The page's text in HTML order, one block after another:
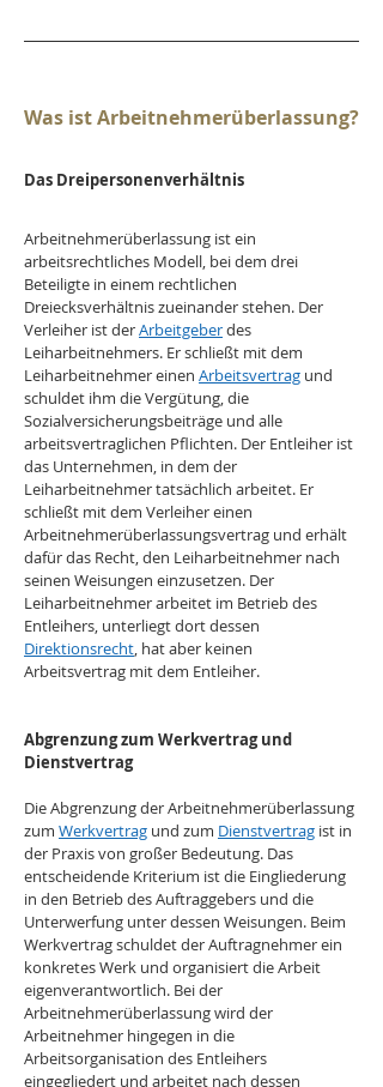
Was ist Arbeitnehmerüberlassung?
Das Dreipersonenverhältnis
Arbeitnehmerüberlassung ist ein
arbeitsrechtliches Modell, bei dem drei
Beteiligte in einem rechtlichen
Dreiecksverhältnis zueinander stehen. Der
Verleiher ist der Arbeitgeber des
Leiharbeitnehmers. Er schließt mit dem
Leiharbeitnehmer einen Arbeitsvertrag und
schuldet ihm die Vergütung, die
Sozialversicherungsbeiträge und alle
arbeitsvertraglichen Pflichten. Der Entleiher ist
das Unternehmen, in dem der
Leiharbeitnehmer tatsächlich arbeitet. Er
schließt mit dem Verleiher einen
Arbeitnehmerüberlassungsvertrag und erhält
dafür das Recht, den Leiharbeitnehmer nach
seinen Weisungen einzusetzen. Der
Leiharbeitnehmer arbeitet im Betrieb des
Entleihers, unterliegt dort dessen
Direktionsrecht, hat aber keinen
Arbeitsvertrag mit dem Entleiher.
Abgrenzung zum Werkvertrag und
Dienstvertrag
Die Abgrenzung der Arbeitnehmerüberlassung
zum Werkvertrag und zum Dienstvertrag ist in
der Praxis von großer Bedeutung. Das
entscheidende Kriterium ist die Eingliederung
in den Betrieb des Auftraggebers und die
Unterwerfung unter dessen Weisungen. Beim
Werkvertrag schuldet der Auftragnehmer ein
konkretes Werk und organisiert die Arbeit
eigenverantwortlich. Bei der
Arbeitnehmerüberlassung wird der
Arbeitnehmer hingegen in die
Arbeitsorganisation des Entleihers
eingegliedert und arbeitet nach dessen